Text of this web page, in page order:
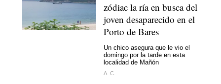
zódiac la ría en busca del
joven desaparecido en el
Porto de Bares
Un chico asegura que le vio el
domingo por la tarde en esta
localidad de Mañón
A. C.